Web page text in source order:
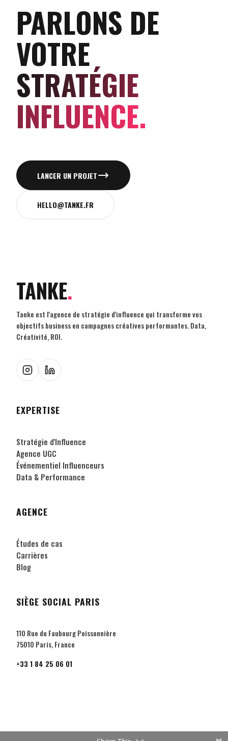
PARLONS DE
VOTRE
STRATÉGIE
INFLUENCE.
LANCER UN PROJET
HELLO@TANKE.FR
TANKE.
Tanke est l'agence de stratégie d'influence qui transforme vos
objectifs business en campagnes créatives performantes. Data,
Créativité, ROI.
EXPERTISE
Stratégie d'Influence
Agence UGC
Événementiel Influenceurs
Data & Performance
AGENCE
Études de cas
Carrières
Blog
SIÈGE SOCIAL PARIS
110 Rue du Faubourg Poissonnière
75010 Paris, France
+33 1 84 25 06 01